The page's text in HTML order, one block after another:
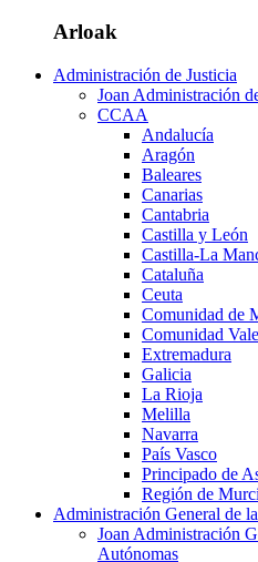
Arloak
Administración de Justicia
Joan Administración
CCAA
Andalucía
Aragón
Baleares
Canarias
Cantabria
Castilla y León
Castilla-La
Cataluña
Ceuta
Comunidad de
Comunidad
Extremadura
Galicia
La Rioja
Melilla
Navarra
País Vasco
Principado de
Región de
Administración General de
Joan Administración
Autónomas